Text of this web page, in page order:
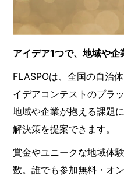
アイデア1つで、地域や企
FLASPOは、全国の自治
イデアコンテストのプラ
地域や企業が抱える課題
解決策を提案できます。
賞金やユニークな地域体
数。誰でも参加無料・オ